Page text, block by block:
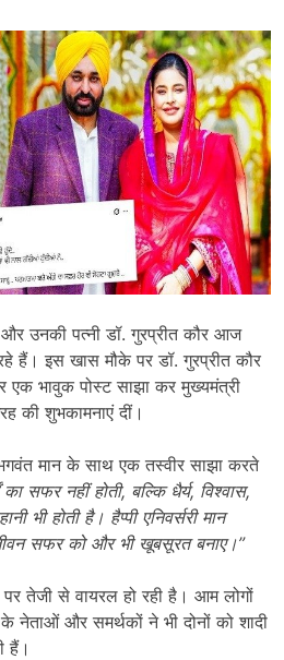
उनकी पत्नी डॉ. गुरप्रीत कौर आज
हैं। इस खास मौके पर डॉ. गुरप्रीत कौर
एक भावुक पोस्ट साझा कर मुख्यमंत्री
की शुभकामनाएं दीं।
मान के साथ एक तस्वीर साझा करते
का सफर नहीं होती, बल्कि धैर्य, विश्वास,
भी होती है। हैप्पी एनिवर्सरी मान
सफर को और भी खूबसूरत बनाए।”
तेजी से वायरल हो रही है। आम लोगों
नेताओं और समर्थकों ने भी दोनों को शादी
हैं।